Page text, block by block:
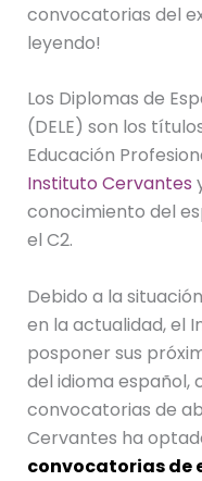
convocatorias del
leyendo!
Los Diplomas de
(DELE) son los
Educación
Instituto Cervantes
conocimiento del
el C2.
Debido a la
en la actualidad, el
posponer sus
del idioma
convocatorias de
Cervantes ha
convocatorias de